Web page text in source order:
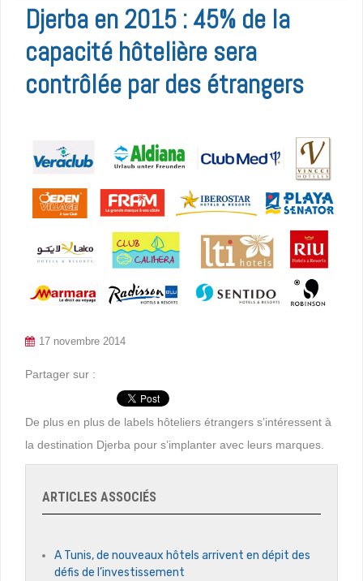
Djerba en 2015 : 45% de la
capacité hôtelière sera
contrôlée par des étrangers
17 novembre 2014
Partager sur :
De plus en plus de labels hôteliers étrangers s’intéressent à
la destination Djerba pour s’implanter avec leurs marques.
ARTICLES ASSOCIÉS
A Tunis, de nouveaux hôtels arrivent en dépit des
défis de l’investissement